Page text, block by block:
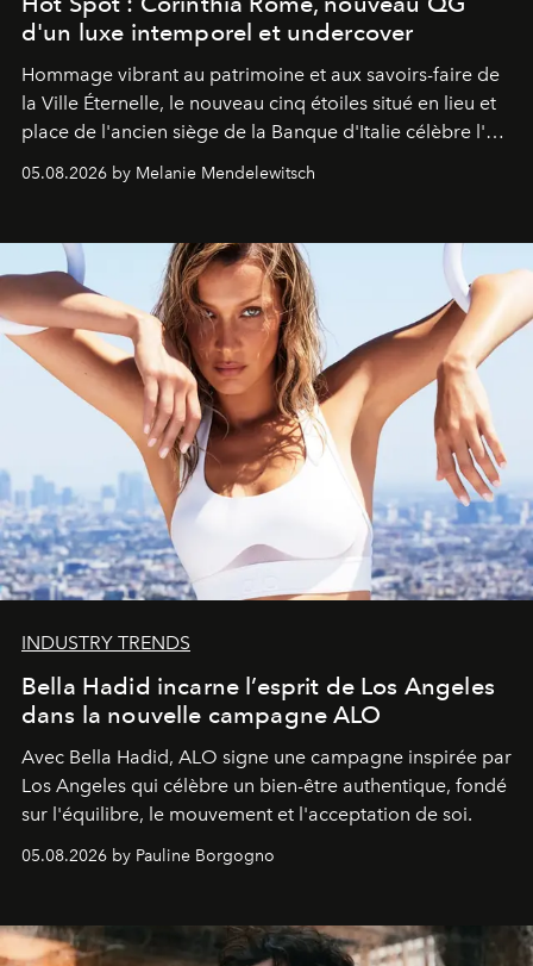
d'un luxe intemporel et undercover
Hommage vibrant au patrimoine et aux savoirs-faire de
la Ville Éternelle, le nouveau cinq étoiles situé en lieu et
place de l'ancien siège de la Banque d'Italie célèbre l'art
de vivre Romain dans toute son élégance intemporelle.
05.08.2026 by Melanie Mendelewitsch
INDUSTRY TRENDS
Bella Hadid incarne l’esprit de Los Angeles
dans la nouvelle campagne ALO
Avec Bella Hadid, ALO signe une campagne inspirée par
Los Angeles qui célèbre un bien-être authentique, fondé
sur l'équilibre, le mouvement et l'acceptation de soi.
05.08.2026 by Pauline Borgogno